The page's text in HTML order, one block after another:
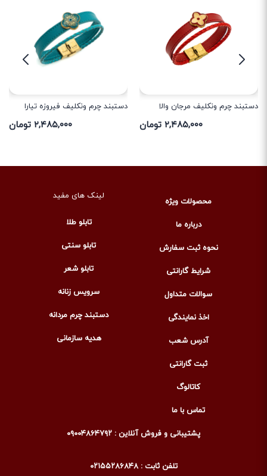
دستبند چرم ونکلیف مرجان والا
۲,۴۸۵,۰۰۰ تومان
دستبند چرم ونکلیف فیروزه تیارا
۲,۴۸۵,۰۰۰ تومان
محصولات ویژه
درباره ما
نحوه ثبت سفارش
شرایط گارانتی
سوالات متداول
اخذ نمایندگی
آدرس شعب
ثبت گارانتی
کاتالوگ
تماس با ما
لینک های مفید
تابلو طلا
تابلو سنتی
تابلو شعر
سرویس زنانه
دستبند چرم مردانه
هدیه سازمانی
پشتیبانی و فروش آنلاین : ۰۹۰۰۴۸۶۴۷۹۲
تلفن ثابت : ۰۲۱۵۵۲۸۶۸۴۸